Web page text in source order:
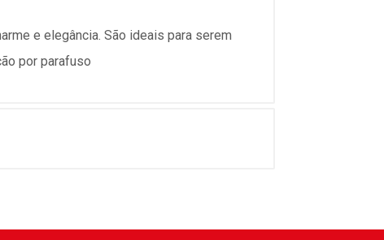
e elegância. São ideais para serem
por parafuso